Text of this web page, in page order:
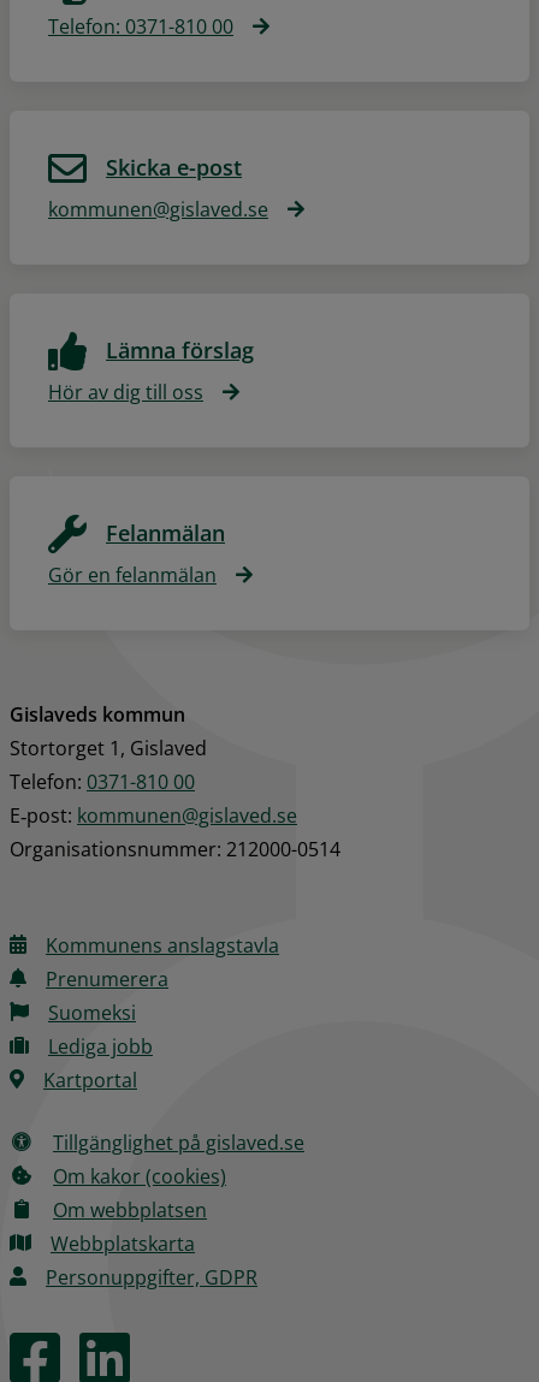
Telefon: 0371-810 00
Skicka e-post
kommunen@gislaved.se
Lämna förslag
Hör av dig till oss
Felanmälan
Gör en felanmälan
Gislaveds kommun
Stortorget 1, Gislaved
Telefon: 0371-810 00
E‑post: kommunen@gislaved.se
Organisationsnummer: 212000-0514
Kommunens anslagstavla
Prenumerera
Suomeksi
Lediga jobb
Kartportal
Tillgänglighet på gislaved.se
Om kakor (cookies)
Om webbplatsen
Webbplatskarta
Personuppgifter, GDPR